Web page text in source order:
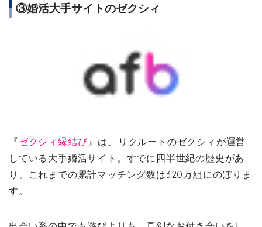
③婚活大手サイトのゼクシィ
『ゼクシィ縁結び 』は、
リクルートのゼクシィが運営
している大手婚活サイト。すでに四半世紀の歴史があ
り、これまでの累計マッチング数は320万組にのぼりま
す。